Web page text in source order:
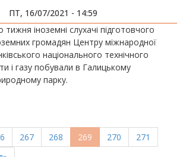
ПТ, 16/07/2021 - 14:59
іноземні слухачі підготовчого
громадян Центру міжнародної
національного технічного
і газу побували в Галицькому
парку.
Page
267 Page
268
Поточна
сторінка
269 Page
270 Page
271